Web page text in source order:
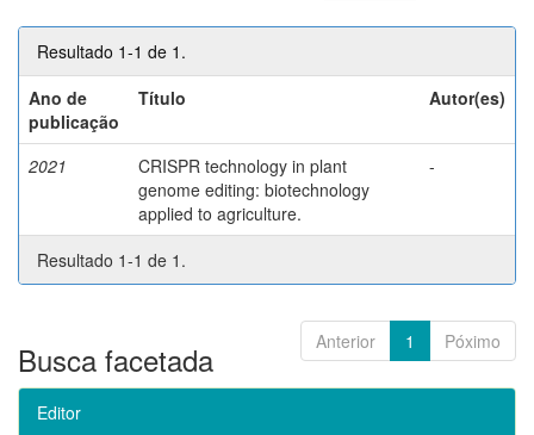
Resultado 1-1 de 1.
Ano de
publicação
Título Autor(es)
2021
CRISPR technology in plant
genome editing: biotechnology
applied to agriculture.
-
Resultado 1-1 de 1.
Anterior 1 Póximo
Busca facetada
Editor